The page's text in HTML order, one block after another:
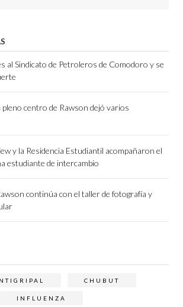
al Sindicato de Petroleros de Comodoro y se
centro de Rawson dejó varios
y la Residencia Estudiantil acompañaron el
estudiante de intercambio
continúa con el taller de fotografía y
CHUBUT
INFLUENZA